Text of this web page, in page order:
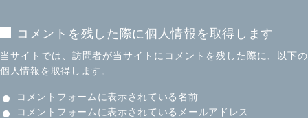
コメントを残した際に個人情報を取得します
当サイトでは、訪問者が当サイトにコメントを残した際に、以下の
個人情報を取得します。
コメントフォームに表示されている名前
コメントフォームに表示されているメールアドレス